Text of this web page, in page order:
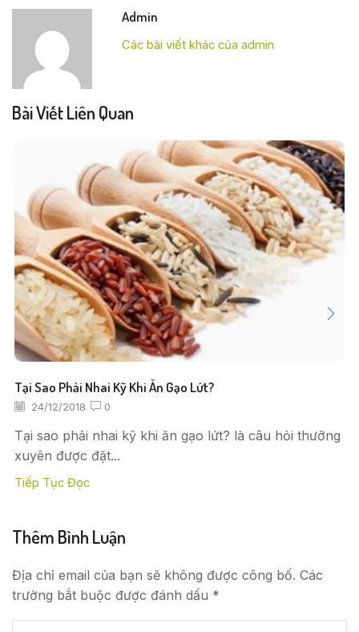
Admin
Các bài viết khác của admin
Bài Viết Liên Quan
Tại Sao Phải Nhai Kỹ Khi Ăn Gạo Lứt?
24/12/2018 0
Tại sao phải nhai kỹ khi ăn gạo lứt? là câu hỏi thưỡng
xuyên được đặt...
Tiếp Tục Đọc
Thêm Bình Luận
Địa chỉ email của bạn sẽ không được công bố. Các
trường bắt buộc được đánh dấu *